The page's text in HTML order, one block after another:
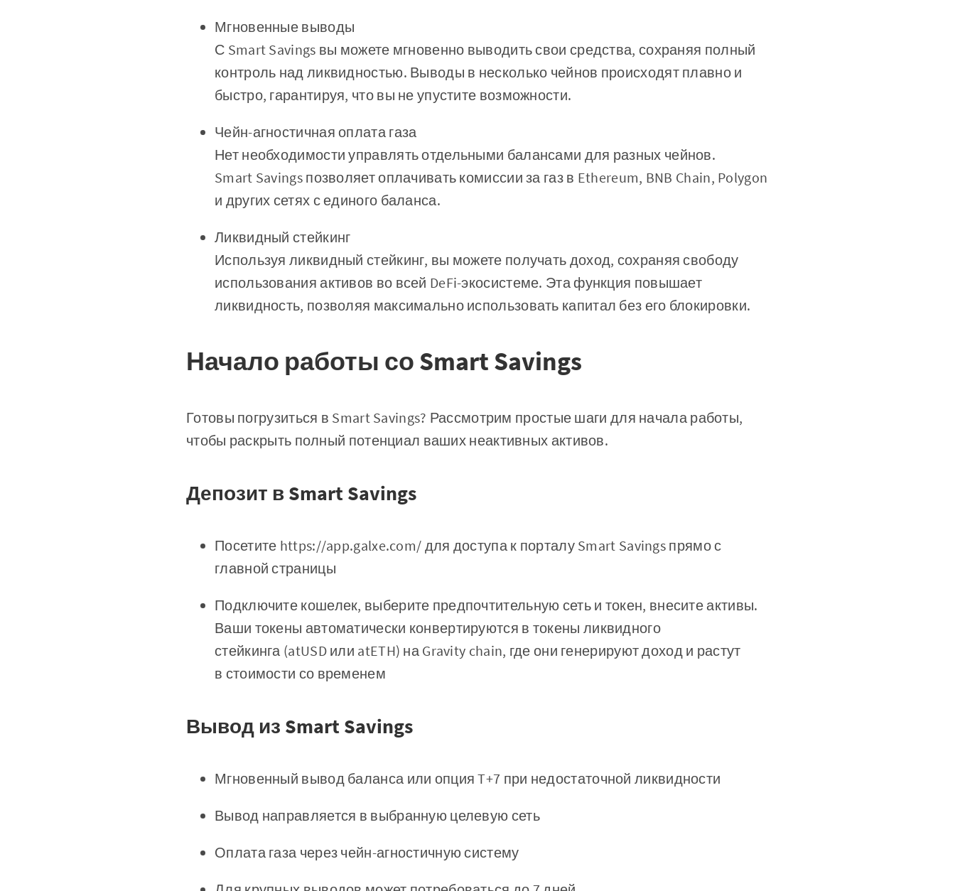
Мгновенные выводы
С Smart Savings вы можете мгновенно выводить свои средства, сохраняя полный
контроль над ликвидностью. Выводы в несколько чейнов происходят плавно и
быстро, гарантируя, что вы не упустите возможности.
Чейн-агностичная оплата газа
Нет необходимости управлять отдельными балансами для разных чейнов.
Smart Savings позволяет оплачивать комиссии за газ в Ethereum, BNB Chain, Polygon
и других сетях с единого баланса.
Ликвидный стейкинг
Используя ликвидный стейкинг, вы можете получать доход, сохраняя свободу
использования активов во всей DeFi-экосистеме. Эта функция повышает
ликвидность, позволяя максимально использовать капитал без его блокировки.
Начало работы со Smart Savings
Готовы погрузиться в Smart Savings? Рассмотрим простые шаги для начала работы,
чтобы раскрыть полный потенциал ваших неактивных активов.
Депозит в Smart Savings
Посетите https://app.galxe.com/ для доступа к порталу Smart Savings прямо с
главной страницы
Подключите кошелек, выберите предпочтительную сеть и токен, внесите активы.
Ваши токены автоматически конвертируются в токены ликвидного
стейкинга (atUSD или atETH) на Gravity chain, где они генерируют доход и растут
в стоимости со временем
Вывод из Smart Savings
Мгновенный вывод баланса или опция T+7 при недостаточной ликвидности
Вывод направляется в выбранную целевую сеть
Оплата газа через чейн-агностичную систему